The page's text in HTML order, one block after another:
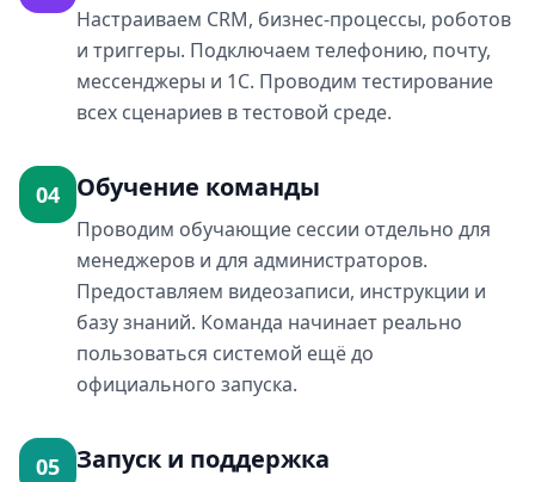
Настраиваем CRM, бизнес-процессы, роботов
и триггеры. Подключаем телефонию, почту,
мессенджеры и 1С. Проводим тестирование
всех сценариев в тестовой среде.
04 Обучение команды
Проводим обучающие сессии отдельно для
менеджеров и для администраторов.
Предоставляем видеозаписи, инструкции и
базу знаний. Команда начинает реально
пользоваться системой ещё до
официального запуска.
05 Запуск и поддержка